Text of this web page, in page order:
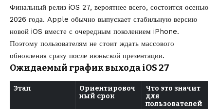
Финальный релиз iOS 27, вероятнее всего, состоится осенью
2026 года. Apple обычно выпускает стабильную версию
новой iOS вместе с очередным поколением iPhone.
Поэтому пользователям не стоит ждать массового
обновления сразу после июньской презентации.
Ожидаемый график выхода iOS 27
Этап
Ориентировоч
ный срок
Что это значит
для
пользователей